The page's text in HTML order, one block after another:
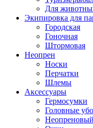
Для
Экипировка для
Городская
Гоночная
Штормовая
Неопрен
Носки
Перчатки
Шлемы
Аксессуары
Гермосумки
Головные